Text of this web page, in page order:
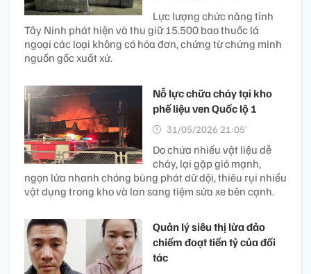
Lực lượng chức năng tỉnh
Tây Ninh phát hiện và thu giữ 15.500 bao thuốc lá
ngoại các loại không có hóa đơn, chứng từ chứng minh
nguồn gốc xuất xứ.
Nỗ lực chữa cháy tại kho
phế liệu ven Quốc lộ 1
31/05/2026 21:05’
Do chứa nhiều vật liệu dễ
cháy, lại gặp gió mạnh,
ngọn lửa nhanh chóng bùng phát dữ dội, thiêu rụi nhiều
vật dụng trong kho và lan sang tiệm sửa xe bên cạnh.
Quản lý siêu thị lừa đảo
chiếm đoạt tiền tỷ của đối
tác